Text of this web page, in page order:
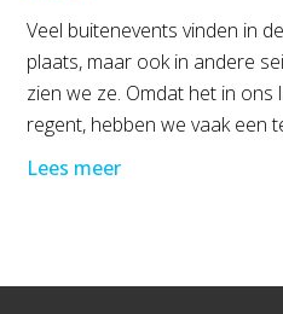
Veel buitenevents vinden in
plaats, maar ook in andere
zien we ze. Omdat het in ons
regent, hebben we vaak een
Lees meer